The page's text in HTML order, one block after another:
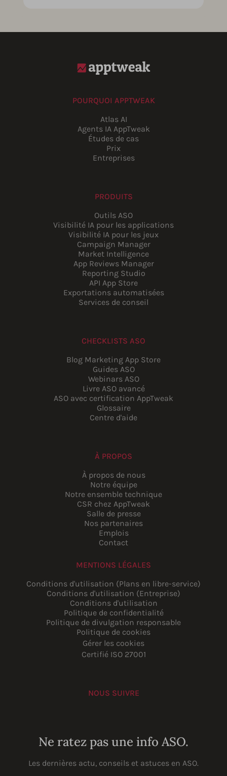
POURQUOI APPTWEAK
Atlas AI
Agents IA AppTweak
Études de cas
Prix
Entreprises
PRODUITS
Outils ASO
Visibilité IA pour les applications
Visibilité IA pour les jeux
Campaign Manager
Market Intelligence
App Reviews Manager
Reporting Studio
API App Store
Exportations automatisées
Services de conseil
CHECKLISTS ASO
Blog Marketing App Store
Guides ASO
Webinars ASO
Livre ASO avancé
ASO avec certification AppTweak
Glossaire
Centre d'aide
À PROPOS
À propos de nous
Notre équipe
Notre ensemble technique
CSR chez AppTweak
Salle de presse
Nos partenaires
Emplois
Contact
MENTIONS LÉGALES
Conditions d'utilisation (Plans en libre-service)
Conditions d'utilisation (Entreprise)
Conditions d'utilisation
Politique de confidentialité
Politique de divulgation responsable
Politique de cookies
Gérer les cookies
Certifié ISO 27001
NOUS SUIVRE
Ne ratez pas une info ASO.
Les dernières actu, conseils et astuces en ASO.